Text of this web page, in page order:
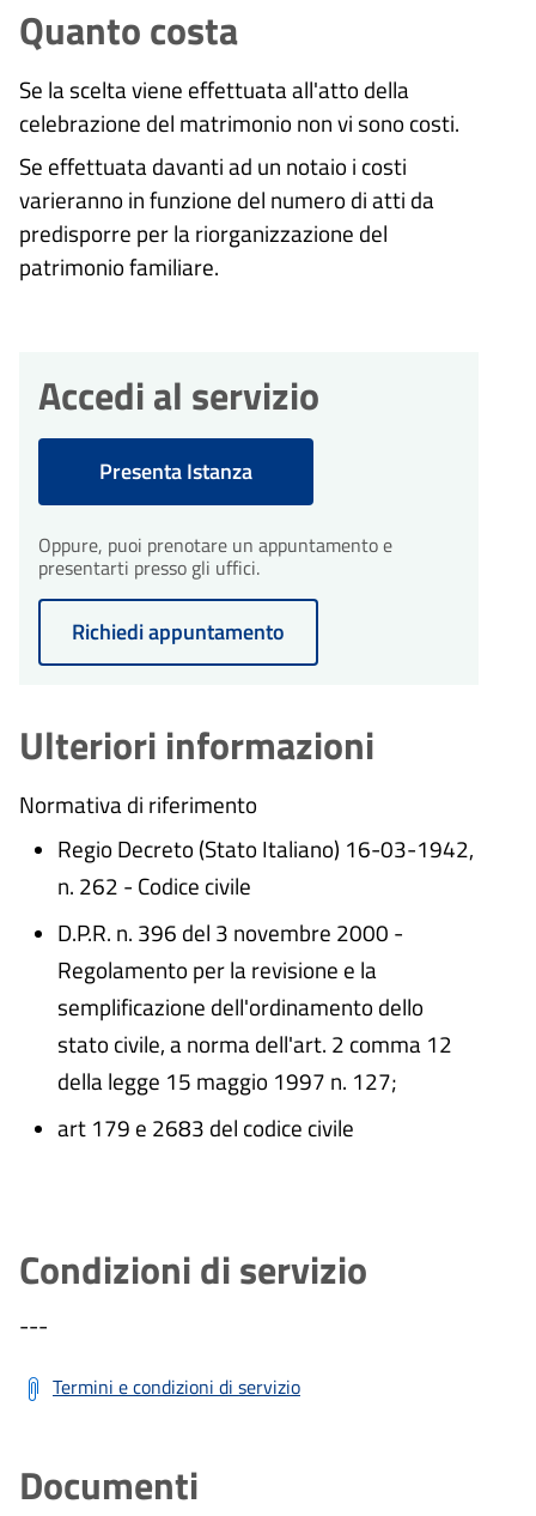
Quanto costa
Se la scelta viene effettuata all'atto della
celebrazione del matrimonio non vi sono costi.
Se effettuata davanti ad un notaio i costi
varieranno in funzione del numero di atti da
predisporre per la riorganizzazione del
patrimonio familiare.
Accedi al servizio
Presenta Istanza
Oppure, puoi prenotare un appuntamento e
presentarti presso gli uffici.
Richiedi appuntamento
Ulteriori informazioni
Normativa di riferimento
Regio Decreto (Stato Italiano) 16-03-1942,
n. 262 - Codice civile
D.P.R. n. 396 del 3 novembre 2000 -
Regolamento per la revisione e la
semplificazione dell'ordinamento dello
stato civile, a norma dell'art. 2 comma 12
della legge 15 maggio 1997 n. 127;
art 179 e 2683 del codice civile
Condizioni di servizio
---
Termini e condizioni di servizio
Documenti